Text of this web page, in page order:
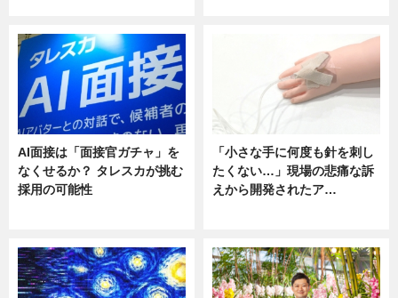
AI面接は「面接官ガチャ」を
なくせるか？ タレスカが挑む
採用の可能性
「小さな手に何度も針を刺し
たくない…」現場の悲痛な訴
えから開発されたア…